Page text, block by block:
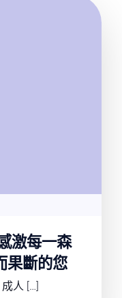
激每一森
果斷的您
人 […]